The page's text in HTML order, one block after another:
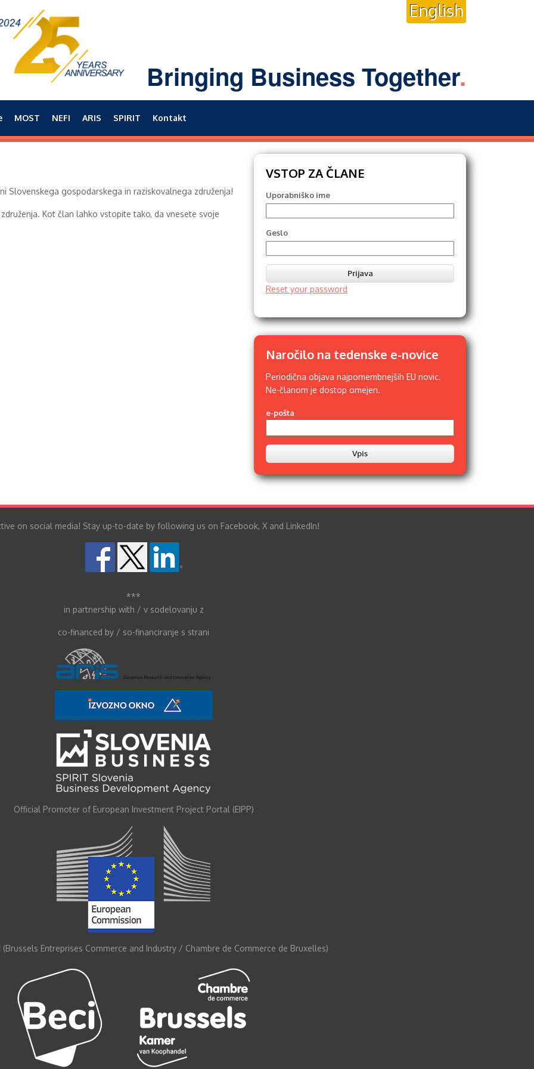
English
Bringing Business Together.
MOST NEFI ARIS SPIRIT Kontakt
Slovenskega gospodarskega in raziskovalnega združenja!
Kot član lahko vstopite tako, da vnesete svoje
VSTOP ZA ČLANE
Uporabniško ime
Geslo
Reset your password
Naročilo na tedenske e-novice
Periodična objava najpomembnejših EU novic.
Ne-članom je dostop omejen.
e-pošta
on social media! Stay up-to-date by following us on Facebook, X and LinkedIn!
***
in partnership with / v sodelovanju z
co-financed by / so-financiranje s strani
Official Promoter of European Investment Project Portal (EIPP)
(Brussels Entreprises Commerce and Industry / Chambre de Commerce de Bruxelles)